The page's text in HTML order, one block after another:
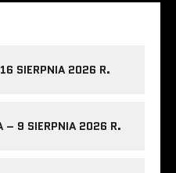
SIERPNIA 2026 R.
– 9 SIERPNIA 2026 R.